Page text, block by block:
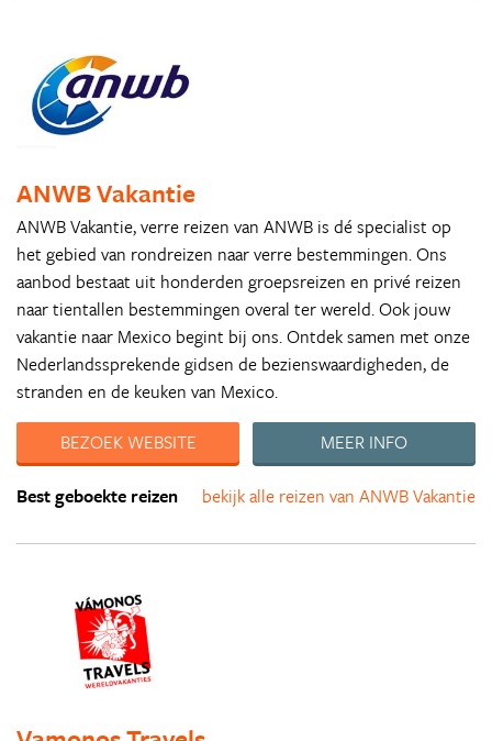
ANWB Vakantie
ANWB Vakantie, verre reizen van ANWB is dé specialist op
het gebied van rondreizen naar verre bestemmingen. Ons
aanbod bestaat uit honderden groepsreizen en privé reizen
naar tientallen bestemmingen overal ter wereld. Ook jouw
vakantie naar Mexico begint bij ons. Ontdek samen met onze
Nederlandssprekende gidsen de bezienswaardigheden, de
stranden en de keuken van Mexico.
BEZOEK WEBSITE
MEER INFO
bekijk alle reizen van ANWB Vakantie
Best geboekte reizen